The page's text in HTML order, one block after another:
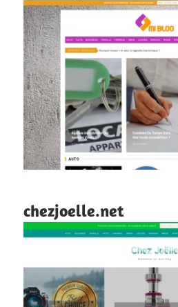
chezjoelle.net